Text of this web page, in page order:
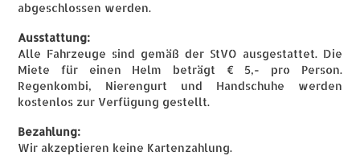
abgeschlossen werden.
Ausstattung:
Alle Fahrzeuge sind gemäß der StVO ausgestattet. Die
Miete für einen Helm beträgt € 5,- pro Person.
Regenkombi, Nierengurt und Handschuhe werden
kostenlos zur Verfügung gestellt.
Bezahlung:
Wir akzeptieren keine Kartenzahlung.